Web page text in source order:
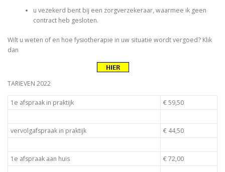
u vezekerd bent bij een zorgverzekeraar, waarmee ik geen
contract heb gesloten.
Wilt u weten of en hoe fysiotherapie in uw situatie wordt vergoed? Klik
dan
TARIEVEN 2022
1e afspraak in praktijk € 59,50
vervolgafspraak in praktijk € 44,50
1e afspraak aan huis € 72,00